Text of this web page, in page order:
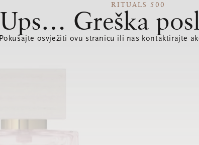
RITUALS 500
Ups… Greška
Pokušajte osvježiti ovu stranicu ili nas kontaktirajte